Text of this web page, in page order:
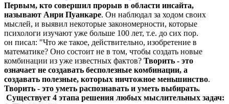
Первым, кто совершил прорыв в области инсайта,
называют Анри Пуанкаре. Он наблюдал за ходом своих
мыслей, и выявил некоторые закономерности, которые
психологи изучают уже больше 100 лет, т.е. до сих пор.
он писал: "Что же такое, действительно, изобретение в
математике? Оно состоит не в том, чтобы создать новые
комбинации из уже известных фактов? Творить - это
означает не создавать бесполезные комбинации, а
создавать полезные, которых ничтожное меньшинство.
Творить - это уметь распознавать и уметь выбирать.
Существует 4 этапа решения любых мыслительных задач: